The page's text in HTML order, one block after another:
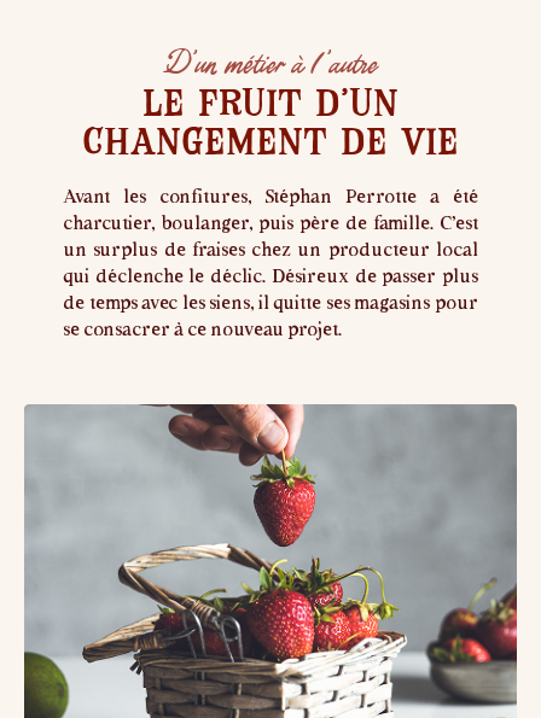
D’un métier à l ’autre
Le fruit d’un
changement de vie
Avant les confitures, Stéphan Perrotte a été
charcutier, boulanger, puis père de famille. C’est
un surplus de fraises chez un producteur local
qui déclenche le déclic. Désireux de passer plus
de temps avec les siens, il quitte ses magasins pour
se consacrer à ce nouveau projet.